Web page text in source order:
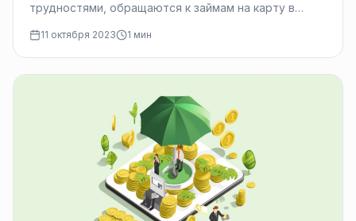
трудностями, обращаются к займам на карту в
и…11 октября 2023 1 мин